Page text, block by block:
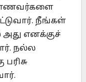
நீங்கள்
எனக்குச்
நல்ல